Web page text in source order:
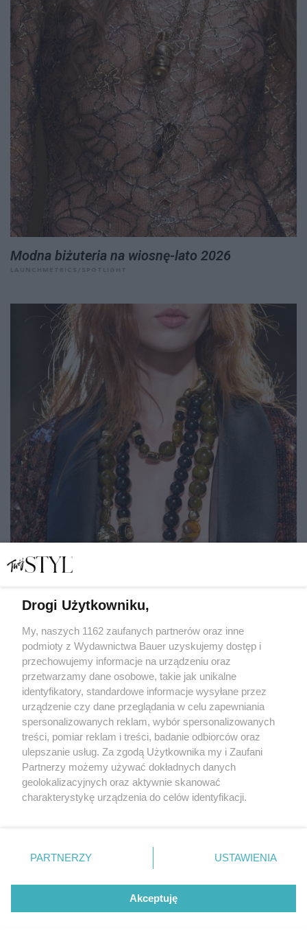
Modna biżuteria na wiosnę-lato 2026
Modna biżuteria na wiosnę-lato 2026
LAUNCHMETRICS/SPOTLIGHT
Drogi Użytkowniku,
My, naszych 1162 zaufanych partnerów oraz inne
podmioty z Wydawnictwa Bauer uzyskujemy dostęp i
przechowujemy informacje na urządzeniu oraz
przetwarzamy dane osobowe, takie jak unikalne
identyfikatory, standardowe informacje wysyłane przez
urządzenie czy dane przeglądania w celu zapewniania
spersonalizowanych reklam, wybór spersonalizowanych
treści, pomiar reklam i treści, badanie odbiorców oraz
ulepszanie usług. Za zgodą Użytkownika my i Zaufani
Partnerzy możemy używać dokładnych danych
geolokalizacyjnych oraz aktywnie skanować
charakterystykę urządzenia do celów identyfikacji.
zmienić/wycofać klikając przycisk ustawień prywatności
znajdujący się w lewym dolnym rogu strony
rodzaje przetwarzania danych nie wymagają zgody
użytkownika, ale masz prawo sprzeciwić się takiemu
PARTNERZY USTAWIENIA
Akceptuję